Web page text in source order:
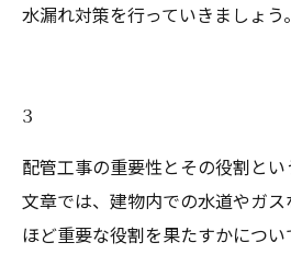
水漏れ対策を行っていきましょう。
3
配管工事の重要性とその役割と
文章では、建物内での水道やガ
ほど重要な役割を果たすかにつ